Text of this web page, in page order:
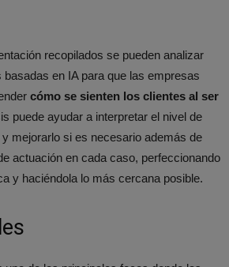
recopilados se pueden analizar
basadas en IA para que las empresas
cómo se sienten los clientes al ser
puede ayudar a interpretar el nivel de
mejorarlo si es necesario además de
actuación en cada caso, perfeccionando
y haciéndola lo más cercana posible.